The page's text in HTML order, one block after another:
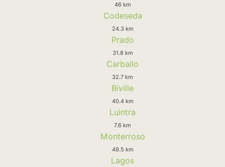
46 km
Codeseda
24.3 km
Prado
31.8 km
Carballo
32.7 km
Biville
40.4 km
Luintra
7.6 km
Monterroso
49.5 km
Lagos